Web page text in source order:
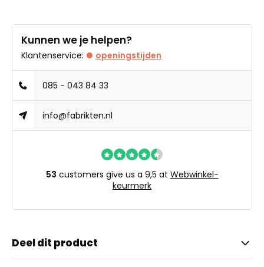
Kunnen we je helpen?
Klantenservice: openingstijden
085 - 043 84 33
info@fabrikten.nl
53 customers give us a 9,5 at Webwinkel-
keurmerk
Deel dit product